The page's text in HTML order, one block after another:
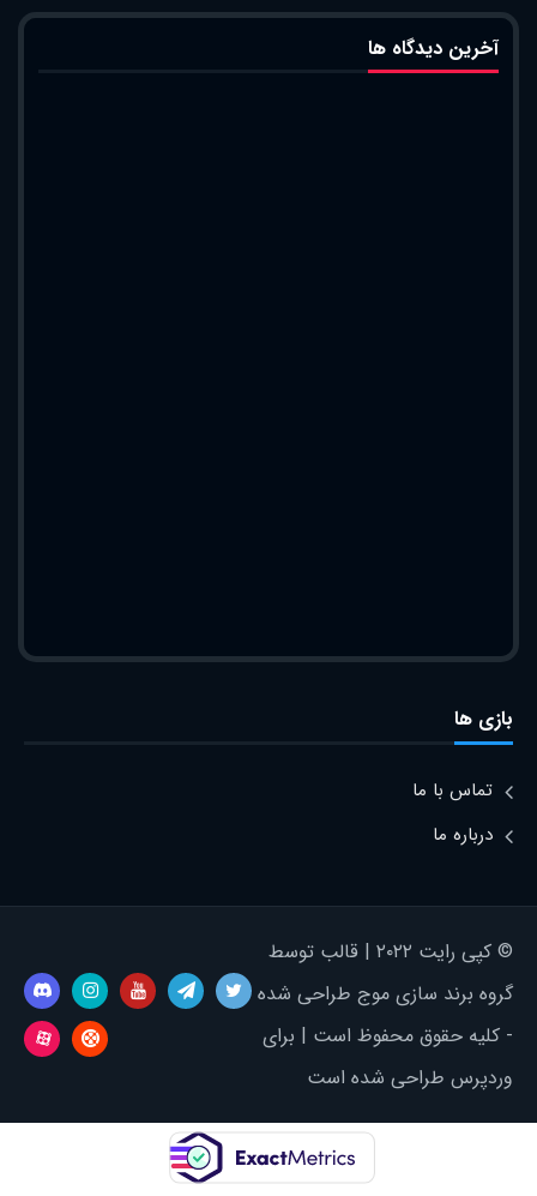
آخرین دیدگاه ها
بازی ها
تماس با ما
درباره ما
© کپی رایت ۲۰۲۲ | قالب توسط
گروه برند سازی موج طراحی شده
- کلیه حقوق محفوظ است | برای
وردپرس طراحی شده است